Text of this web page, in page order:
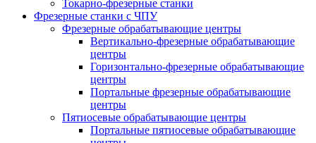
Токарно-фрезерные станки
Фрезерные станки с ЧПУ
Фрезерные обрабатывающие центры
Вертикально-фрезерные обрабатывающие
центры
Горизонтально-фрезерные обрабатывающие
центры
Портальные фрезерные обрабатывающие
центры
Пятиосевые обрабатывающие центры
Портальные пятиосевые обрабатывающие